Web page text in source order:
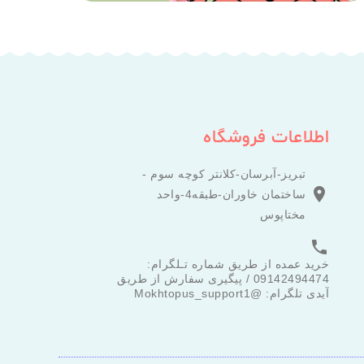
اطلاعات فروشگاه

تبریز-آبرسان-کلانتر کوچه سوم -
ساختمان خاوران-طبقه4-واحد
مختاپوس

خرید عمده از طریق شماره تـلگرام:
09142494474 / پیگیری سفارش از طریق
آیدی تلگرام: @Mokhtopus_support1